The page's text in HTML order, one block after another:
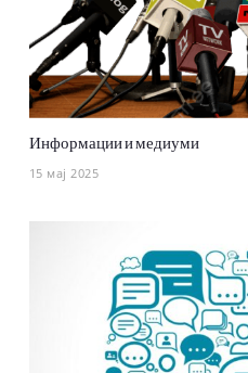
Информации и медиуми
15 мај 2025